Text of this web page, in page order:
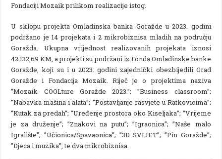
Fondaciji Mozaik prilikom realizacije istog.
U sklopu projekta Omladinska banka Goražde u 2023. godini
podržano je 14 projekata i 2 mikrobiznisa mladih na području
Goražda. Ukupna vrijednost realizovanih projekata iznosi
42.132,69 KM, a projekti su podržani iz Fonda Omladinske banke
Goražde, koji su i u 2023. godini zajednički obezbijedili Grad
Goražde i Fondacija Mozaik. Riječ je o projektima naziva
”Mozaik COOLture Goražde 2023.”; ”Business classroom”;
”Nabavka mašina i alata”; ”Postavljanje rasvjete u Ratkovicima”;
”Kutak za predah”; ”Uređenje prostora oko Kiseljaka”; ”Vrijeme
je za druženje”; ”Znakovi na putu”; ”Igraonica”; ”Naše malo
Igralište”; ”Učionica/Spavaonica”; ”3D SVIJET”; ”Pin Goražde”;
”Djeca i muzika”, te dva mikrobiznisa.